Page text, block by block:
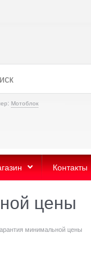
Мотоблок
Контакты
цены
минимальной цены